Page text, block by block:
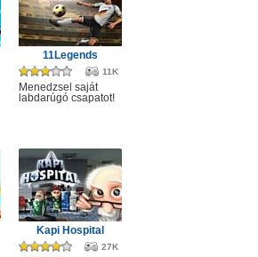
11Legends
11K
Menedzsel saját
labdarúgó csapatot!
Kapi Hospital
27K